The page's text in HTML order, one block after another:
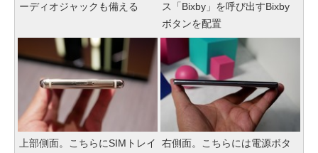
ーディオジャックも備える
ス「Bixby」を呼び出すBixby
ボタンを配置
上部側面。こちらにSIMトレイ
右側面。こちらには電源ボタ